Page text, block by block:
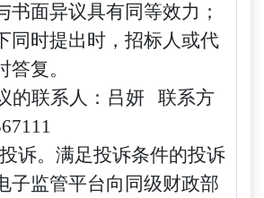
书面异议具有同等效力；
同时提出时，招标人或代
复。
的联系人：吕妍
联系方
诉。满足投诉条件的投诉
子监管平台向同级财政部